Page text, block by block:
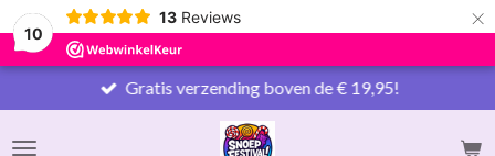
10
13 Reviews ×
Gratis verzending boven de € 19,95!